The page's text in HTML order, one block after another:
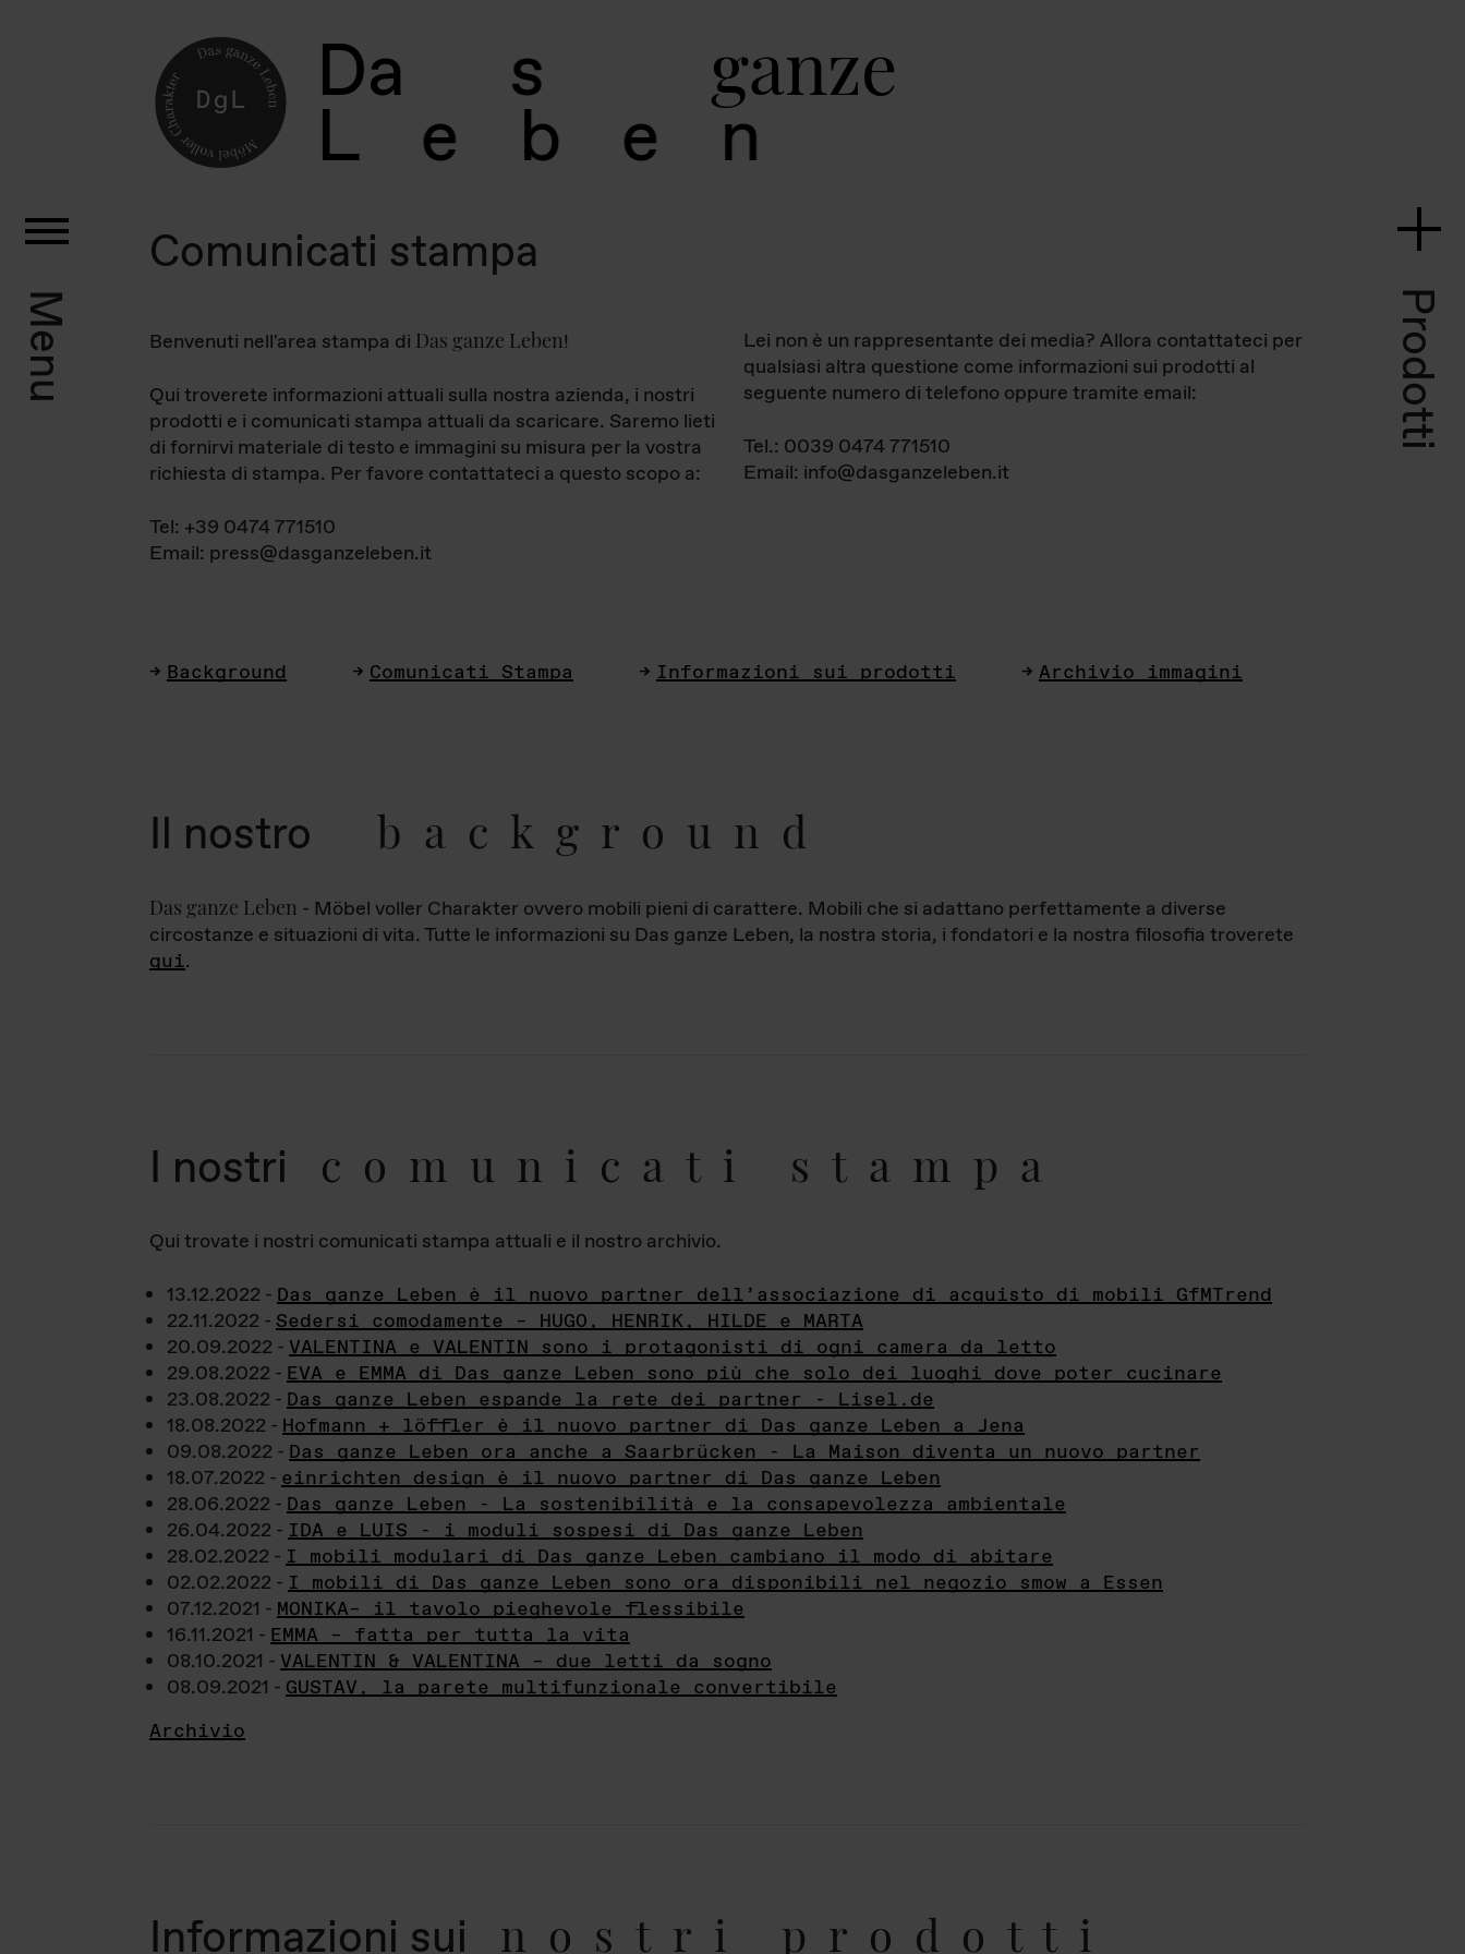
Da s ganz
L e b e
Menu Prodotti
Comunicati stampa
Benvenuti nell'area stampa di Das ganze Leben!
Qui troverete informazioni attuali sulla nostra azienda, i nostri
prodotti e i comunicati stampa attuali da scaricare. Saremo lieti
di fornirvi materiale di testo e immagini su misura per la vostra
richiesta di stampa. Per favore contattateci a questo scopo a:
Tel: +39 0474 771510
Email: press@dasganzeleben.it
Lei non è un rappresentante dei media? Allora contattateci per
qualsiasi altra questione come informazioni sui prodotti al
seguente numero di telefono oppure tramite email:
Tel.: 0039 0474 771510
Email: info@dasganzeleben.it
Background Comunicati Stampa Informazioni sui prodotti Archivio immagini
Il nostro background
Das ganze Leben - Möbel voller Charakter ovvero mobili pieni di carattere. Mobili che si adattano perfettamente a diverse
circostanze e situazioni di vita. Tutte le informazioni su Das ganze Leben, la nostra storia, i fondatori e la nostra filosofia troverete
qui.
I nostri comunicati stampa
Qui trovate i nostri comunicati stampa attuali e il nostro archivio.
13.12.2022 - Das ganze Leben è il nuovo partner dell’associazione di acquisto di mobili GfMTrend
22.11.2022 - Sedersi comodamente – HUGO, HENRIK, HILDE e MARTA
20.09.2022 - VALENTINA e VALENTIN sono i protagonisti di ogni camera da letto
29.08.2022 - EVA e EMMA di Das ganze Leben sono più che solo dei luoghi dove poter cucinare
23.08.2022 - Das ganze Leben espande la rete dei partner - Lisel.de
18.08.2022 - Hofmann + löffler è il nuovo partner di Das ganze Leben a Jena
09.08.2022 - Das ganze Leben ora anche a Saarbrücken - La Maison diventa un nuovo partner
18.07.2022 - einrichten design è il nuovo partner di Das ganze Leben
28.06.2022 - Das ganze Leben - La sostenibilità e la consapevolezza ambientale
26.04.2022 - IDA e LUIS - i moduli sospesi di Das ganze Leben
28.02.2022 - I mobili modulari di Das ganze Leben cambiano il modo di abitare
02.02.2022 - I mobili di Das ganze Leben sono ora disponibili nel negozio smow a Essen
07.12.2021 - MONIKA– il tavolo pieghevole flessibile
16.11.2021 - EMMA – fatta per tutta la vita
08.10.2021 - VALENTIN & VALENTINA – due letti da sogno
08.09.2021 - GUSTAV, la parete multifunzionale convertibile
Archivio
Informazioni sui nostri prodotti